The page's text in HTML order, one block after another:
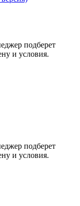
подберет
и условия.
подберет
и условия.